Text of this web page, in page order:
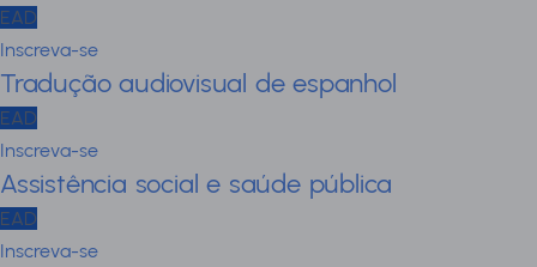
EAD
Inscreva-se
Tradução audiovisual de espanhol
EAD
Inscreva-se
Assistência social e saúde pública
EAD
Inscreva-se